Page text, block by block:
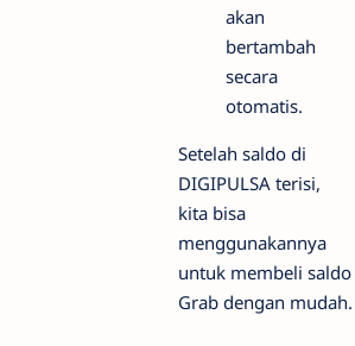
akan
bertambah
secara
otomatis.
Setelah saldo di
DIGIPULSA terisi,
kita bisa
menggunakannya
untuk membeli saldo
Grab dengan mudah.